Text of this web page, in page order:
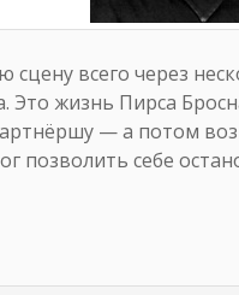
всего через
жизнь Пирса
— а потом
позволить себе